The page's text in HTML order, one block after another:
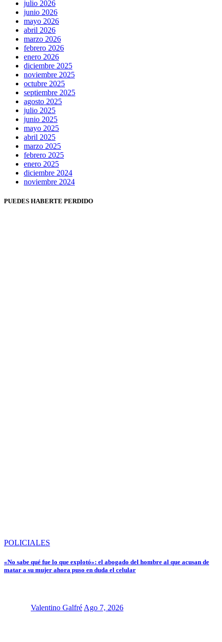
julio 2026
junio 2026
mayo 2026
abril 2026
marzo 2026
febrero 2026
enero 2026
diciembre 2025
noviembre 2025
octubre 2025
septiembre 2025
agosto 2025
julio 2025
junio 2025
mayo 2025
abril 2025
marzo 2025
febrero 2025
enero 2025
diciembre 2024
noviembre 2024
PUEDES HABERTE PERDIDO
POLICIALES
«No sabe qué fue lo que explotó»: el abogado del hombre al que acusan de
matar a su mujer ahora puso en duda el celular
Valentino Galfré Ago 7, 2026